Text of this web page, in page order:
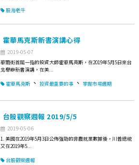
股海老牛
霍華馬克斯新書演講心得
2019-05-07
華爾街首屈一指的投資大師霍華馬克斯，在2019年5月5日來台
北舉辦新書演講，在美...
霍華馬克斯 、 投資最重要的事 、 掌握市場週期
台股觀察週報 2019/5/5
2019-05-06
1. 美國在2019年5月3日公佈強勁的非農就業數據後，川普總統
又在2019年5...
台股觀察週報